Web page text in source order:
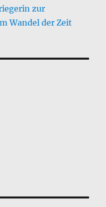
zur
Wandel der Zeit